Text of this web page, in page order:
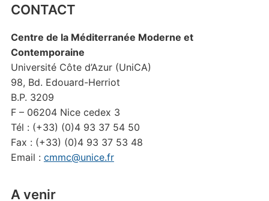
CONTACT
Centre de la Méditerranée Moderne et
Contemporaine
Université Côte d’Azur (UniCA)
98, Bd. Edouard-Herriot
B.P. 3209
F – 06204 Nice cedex 3
Tél : (+33) (0)4 93 37 54 50
Fax : (+33) (0)4 93 37 53 48
Email : cmmc@unice.fr
A venir